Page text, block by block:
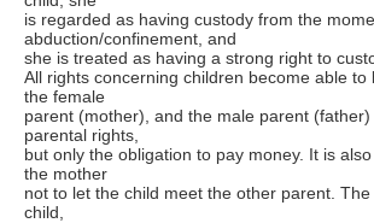
is regarded as having custody from the
abduction/confinement, and
she is treated as having a strong right to
All rights concerning children become able to
the female
parent (mother), and the male parent
parental rights,
but only the obligation to pay money. It is
the mother
not to let the child meet the other parent.
child,